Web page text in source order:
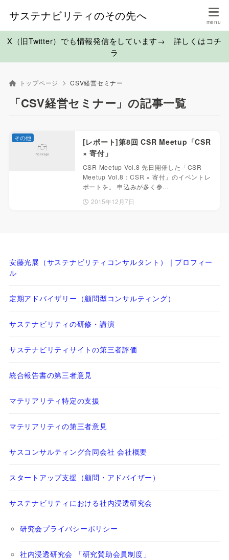
サステナビリティのその先へ
X（旧Twitter）でも情報発信をしています→ 詳しくはコチ
ラ
トップページ CSV経営セミナー
「CSV経営セミナー」の記事一覧
[レポート]第8回 CSR Meetup「CSR
× 寄付」
CSR Meetup Vol.8 先日開催した「CSR
Meetup Vol.8：CSR × 寄付」のイベントレ
ポートを。 申込みが多く参…
2015年12月7日
その他
安藤光展（サステナビリティコンサルタント）｜プロフィー
ル
定期アドバイザリー（顧問型コンサルティング）
サステナビリティの研修・講演
サステナビリティサイトの第三者評価
統合報告書の第三者意見
マテリアリティ特定の支援
マテリアリティの第三者意見
サスコンサルティング合同会社 会社概要
スタートアップ支援（顧問・アドバイザー）
サステナビリティにおける社内浸透研究会
研究会プライバシーポリシー
社内浸透研究会 「研究賛助会員制度」